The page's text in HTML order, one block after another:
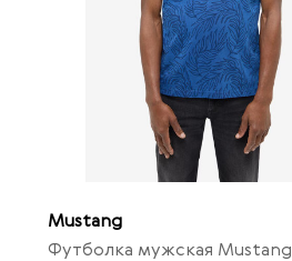
Mustang
Футболка мужская Mustang